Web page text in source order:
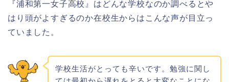
『浦和第一女子高校』はどんな学校なのか調べるとや
はり頭がよすぎるのか在校生からはこんな声が目立っ
ていました。
学校生活がとっても辛いです。勉強に関し